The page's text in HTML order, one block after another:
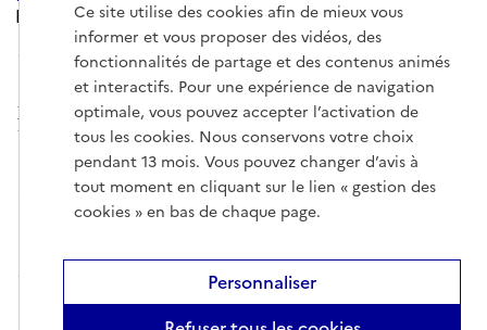
MINISTÈRE
DE L'ENSEIGNEMENT
SUPÉRIEUR,
DE LA RECHERCHE
ET DE L'ESPACE
info.gouv.fr
service-public.gouv.fr
Mentions légales Gestion des cookies Données personnelles Plan
Ce site utilise des cookies afin de mieux vous
informer et vous proposer des vidéos, des
fonctionnalités de partage et des contenus animés
et interactifs. Pour une expérience de navigation
optimale, vous pouvez accepter l’activation de
tous les cookies. Nous conservons votre choix
pendant 13 mois. Vous pouvez changer d’avis à
tout moment en cliquant sur le lien « gestion des
cookies » en bas de chaque page.
Personnaliser